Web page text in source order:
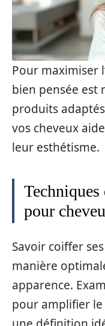
Pour maximiser
bien pensée est
produits
vos cheveux
leur esthétisme.
pour
Savoir coiffer
manière
apparence.
pour amplifier